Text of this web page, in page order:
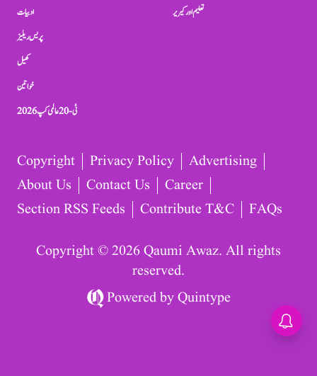
ادبیات
پریس ریلیز
کھیل
خواتین
ٹی-20 عالمی کپ 2026
تعلیم اور کیریر
Copyright Privacy Policy
Advertising
About Us
Contact Us
Career
Section RSS Feeds
Contribute T&C FAQs
Copyright © 2026 Qaumi Awaz. All rights
reserved.
Powered byQuintype